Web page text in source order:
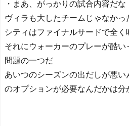
・まあ、がっかりの試合内容だな
ヴィラも大したチームじゃなかっ
シティはファイナルサードで全
それにウォーカーのプレーが酷
問題の一つだ
あいつのシーズンの出だしが悪い
のオプションが必要なんだかは分